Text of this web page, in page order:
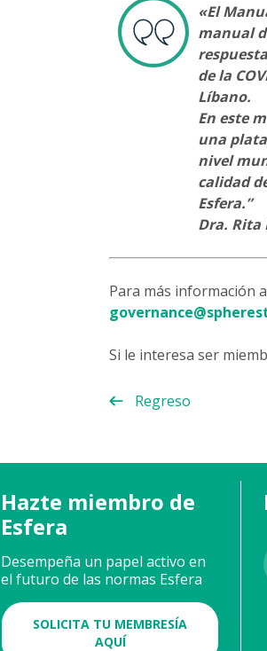
«El
manual
de la
Líbano.
En este
una
nivel
calidad
Esfera.”
Dra. Rita
Para más información
Si le interesa ser
Regreso
Hazte miembro de
Esfera
Desempeña un papel activo en
el futuro de las normas Esfera
SOLICITA TU MEMBRESÍA
AQUÍ